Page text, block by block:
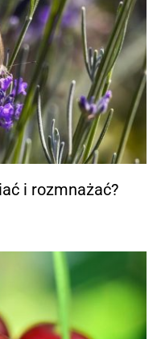
i rozmnażać?